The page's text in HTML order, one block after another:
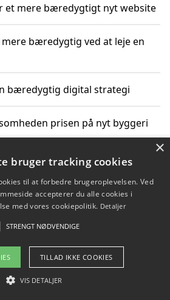
et mere bæredygtigt nyt website
bæredygtig ved at leje en
bæredygtig digital strategi
prisen på nyt byggeri
en hjemmeside uden binding
2026 - Pilanto Aps
Blog Betingelser
×
bruger tracking cookies
til at forbedre brugeroplevelsen. Ved
accepterer du alle cookies i
med vores cookiepolitik. Detaljer
STRENGT NØDVENDIGE
TILLAD IKKE COOKIES
VIS DETALJER